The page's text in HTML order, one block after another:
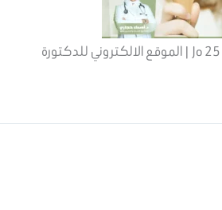
Jo 25 Aug 10 Artical 2 Copy | الموقع الالكتروني للدكتورة